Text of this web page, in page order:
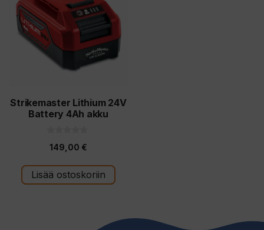
Strikemaster Lithium 24V
Battery 4Ah akku
s
t
ä
149,00 €
Lisää ostoskoriin